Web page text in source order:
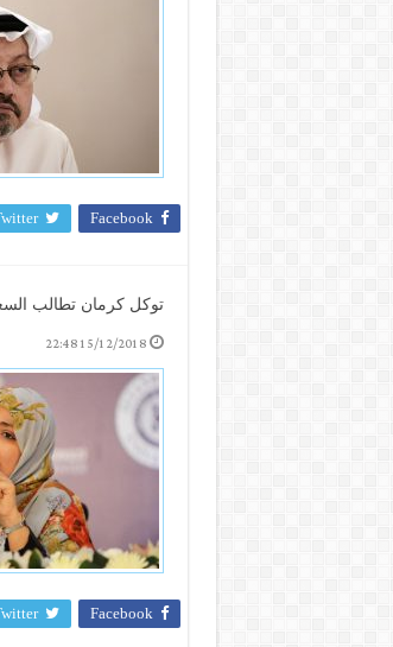
Facebook
توكل كرمان تطالب
15/12/2018 22:48
Facebook